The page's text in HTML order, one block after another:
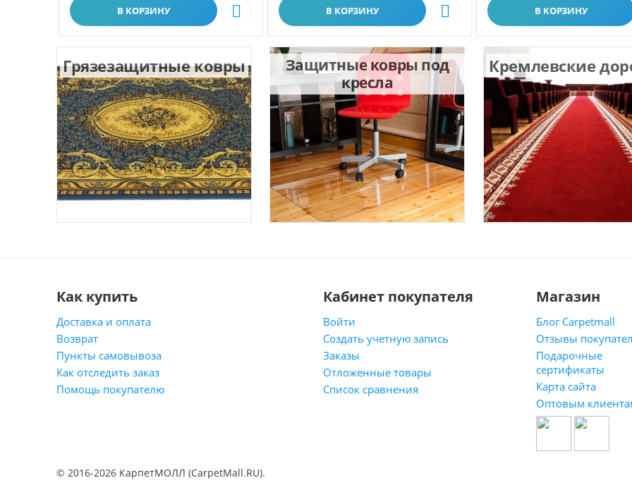
В КОРЗИНУ  В КОРЗИНУ  В КОРЗИНУ
Грязезащитные ковры
Защитные ковры под
кресла
Кремлевские
Как купить
Доставка и оплата
Возврат
Пункты самовывоза
Как отследить заказ
Помощь покупателю
Кабинет покупателя
Войти
Создать учетную запись
Заказы
Отложенные товары
Список сравнения
Магазин
Блог Carpetmall
Отзывы
Подарочные
сертификаты
Карта сайта
Оптовым
© 2016-2026 КарпетМОЛЛ (CarpetMall.RU).